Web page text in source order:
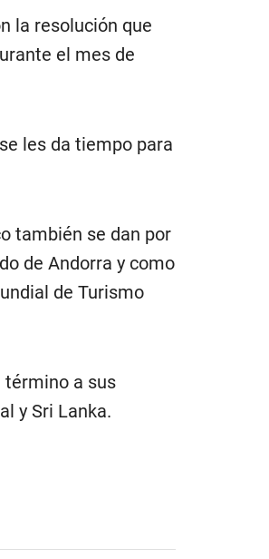
la resolución que
el mes de
les da tiempo para
también se dan por
de Andorra y como
de Turismo
término a sus
y Sri Lanka.